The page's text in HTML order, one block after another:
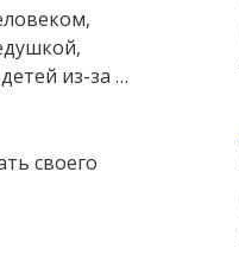
из-за …
своего